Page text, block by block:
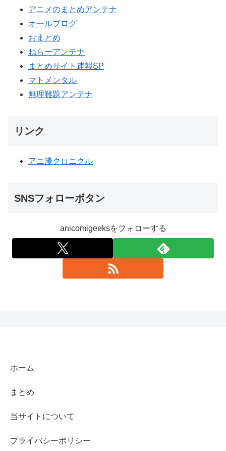
アニメのまとめアンテナ
オールブログ
おまとめ
ねらーアンテナ
まとめサイト速報SP
マトメンタル
無理難題アンテナ
リンク
アニ漫クロニクル
SNSフォローボタン
anicomigeeksをフォローする
ホーム
まとめ
当サイトについて
プライバシーポリシー